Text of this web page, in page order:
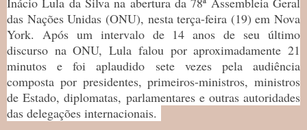
das Nações Unidas (ONU), nesta terça-feira (19) em Nova
York. Após um intervalo de 14 anos de seu último
discurso na ONU, Lula falou por aproximadamente 21
minutos e foi aplaudido sete vezes pela audiência
composta por presidentes, primeiros-ministros, ministros
de Estado, diplomatas, parlamentares e outras autoridades
das delegações internacionais.